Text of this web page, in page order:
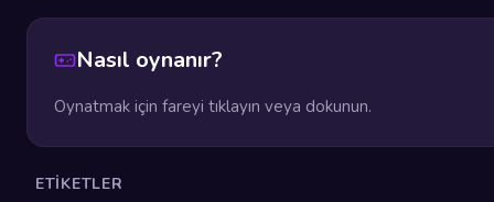
Nasıl oynanır?
Oynatmak için fareyi tıklayın veya dokunun.
ETIKETLER